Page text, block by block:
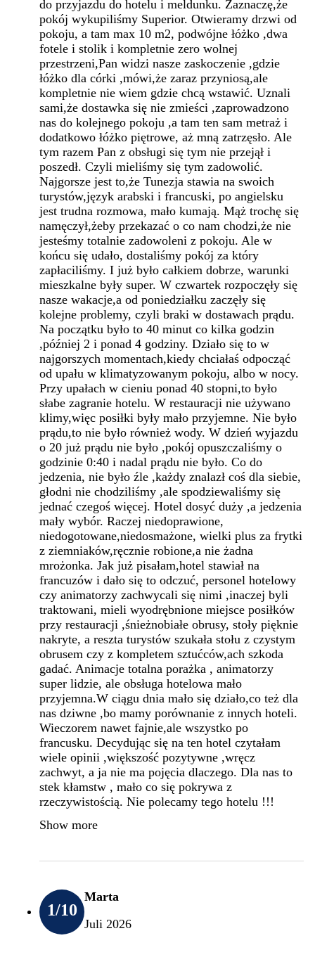
do przyjazdu do hotelu i meldunku. Zaznaczę,że
pokój wykupiliśmy Superior. Otwieramy drzwi od
pokoju, a tam max 10 m2, podwójne łóżko ,dwa
fotele i stolik i kompletnie zero wolnej
przestrzeni,Pan widzi nasze zaskoczenie ,gdzie
łóżko dla córki ,mówi,że zaraz przyniosą,ale
kompletnie nie wiem gdzie chcą wstawić. Uznali
sami,że dostawka się nie zmieści ,zaprowadzono
nas do kolejnego pokoju ,a tam ten sam metraż i
dodatkowo łóżko piętrowe, aż mną zatrzęsło. Ale
tym razem Pan z obsługi się tym nie przejął i
poszedł. Czyli mieliśmy się tym zadowolić.
Najgorsze jest to,że Tunezja stawia na swoich
turystów,język arabski i francuski, po angielsku
jest trudna rozmowa, mało kumają. Mąż trochę się
namęczył,żeby przekazać o co nam chodzi,że nie
jesteśmy totalnie zadowoleni z pokoju. Ale w
końcu się udało, dostaliśmy pokój za który
zapłaciliśmy. I już było całkiem dobrze, warunki
mieszkalne były super. W czwartek rozpoczęły się
nasze wakacje,a od poniedziałku zaczęły się
kolejne problemy, czyli braki w dostawach prądu.
Na początku było to 40 minut co kilka godzin
,później 2 i ponad 4 godziny. Działo się to w
najgorszych momentach,kiedy chciałaś odpocząć
od upału w klimatyzowanym pokoju, albo w nocy.
Przy upałach w cieniu ponad 40 stopni,to było
słabe zagranie hotelu. W restauracji nie używano
klimy,więc posiłki były mało przyjemne. Nie było
prądu,to nie było również wody. W dzień wyjazdu
o 20 już prądu nie było ,pokój opuszczaliśmy o
godzinie 0:40 i nadal prądu nie było. Co do
jedzenia, nie było źle ,każdy znalazł coś dla siebie,
głodni nie chodziliśmy ,ale spodziewaliśmy się
jednać czegoś więcej. Hotel dosyć duży ,a jedzenia
mały wybór. Raczej niedoprawione,
niedogotowane,niedosmażone, wielki plus za frytki
z ziemniaków,ręcznie robione,a nie żadna
mrożonka. Jak już pisałam,hotel stawiał na
francuzów i dało się to odczuć, personel hotelowy
czy animatorzy zachwycali się nimi ,inaczej byli
traktowani, mieli wyodrębnione miejsce posiłków
przy restauracji ,śnieżnobiałe obrusy, stoły pięknie
nakryte, a reszta turystów szukała stołu z czystym
obrusem czy z kompletem sztućców,ach szkoda
gadać. Animacje totalna porażka , animatorzy
super lidzie, ale obsługa hotelowa mało
przyjemna.W ciągu dnia mało się działo,co też dla
nas dziwne ,bo mamy porównanie z innych hoteli.
Wieczorem nawet fajnie,ale wszystko po
francusku. Decydując się na ten hotel czytałam
wiele opinii ,większość pozytywne ,wręcz
zachwyt, a ja nie ma pojęcia dlaczego. Dla nas to
stek kłamstw , mało co się pokrywa z
rzeczywistością. Nie polecamy tego hotelu !!!
Show more
1/10
Marta
Juli 2026